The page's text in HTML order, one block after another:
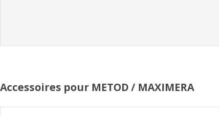
Accessoires pour METOD / MAXIMERA